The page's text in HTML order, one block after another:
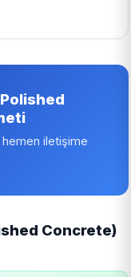
iletişime
Concrete)